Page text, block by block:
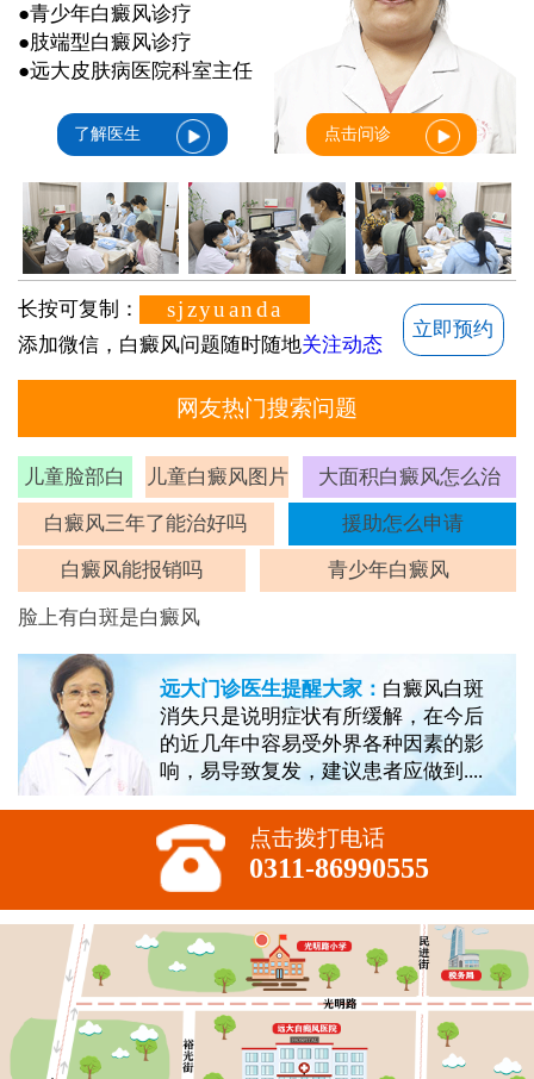
●青少年白癜风诊疗
●肢端型白癜风诊疗
●远大皮肤病医院科室主任
了解医生 点击问诊
长按可复制： sjzyuanda
添加微信，白癜风问题随时随地关注动态
立即预约
网友热门搜索问题
儿童脸部白
斑
儿童白癜风图片 大面积白癜风怎么治
白癜风三年了能治好吗 援助怎么申请
白癜风能报销吗 青少年白癜风
脸上有白斑是白癜风
远大门诊医生提醒大家： 白癜风白斑
消失只是说明症状有所缓解，在今后
的近几年中容易受外界各种因素的影
响，易导致复发，建议患者应做到....
点击拨打电话
0311-86990555